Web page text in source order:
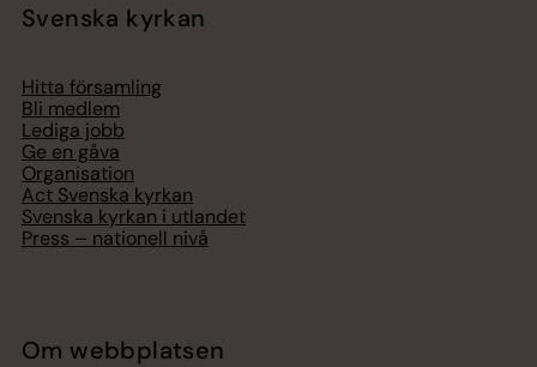
Svenska kyrkan
Hitta församling
Bli medlem
Lediga jobb
Ge en gåva
Organisation
Act Svenska kyrkan
Svenska kyrkan i utlandet
Press – nationell nivå
Om webbplatsen